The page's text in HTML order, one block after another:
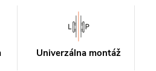
Univerzálna montáž